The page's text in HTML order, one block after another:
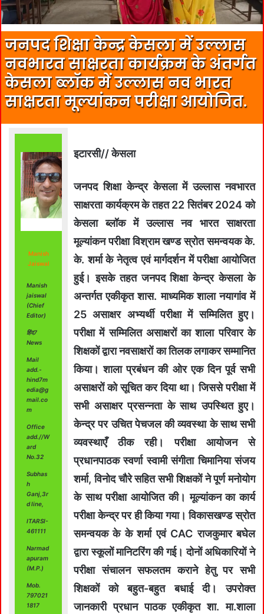
जनपद शिक्षा केन्द्र केसला में उल्लास
नवभारत साक्षरता कार्यक्रम के अंतर्गत
केसला ब्लॉक में उल्लास नव भारत
साक्षरता मूल्यांकन परीक्षा आयोजित.
Manish
Jaiswal
Manish
jaiswal
(Chief
Editor)
हिंद7
News
Mail
add.-
hind7m
edia@g
mail.co
m
Office
add.//W
ard
No.32
Subhas
h
Ganj,3r
d line,
ITARSI-
461111
Narmad
apuram
(M.P.)
Mob.
797021
1817
इटारसी// केसला
जनपद शिक्षा केन्द्र केसला में उल्लास नवभारत
साक्षरता कार्यक्रम के तहत 22 सितंबर 2024 को
केसला ब्लॉक में उल्लास नव भारत साक्षरता
मूल्यांकन परीक्षा विश्राम खण्ड स्रोत समन्वयक के.
के. शर्मा के नेतृत्व एवं मार्गदर्शन में परीक्षा आयोजित
हुई। इसके तहत जनपद शिक्षा केन्द्र केसला के
अन्तर्गत एकीकृत शास. माध्यमिक शाला नयागांव में
25 असाक्षर अभ्यर्थी परीक्षा में सम्मिलित हुए।
परीक्षा में सम्मिलित असाक्षरों का शाला परिवार के
शिक्षकों द्वारा नवसाक्षरों का तिलक लगाकर सम्मानित
किया। शाला प्रबंधन की ओर एक दिन पूर्व सभी
असाक्षरों को सूचित कर दिया था। जिससे परीक्षा में
सभी असाक्षर प्रसन्नता के साथ उपस्थित हुए।
केन्द्र पर उचित पेचजल की व्यवस्था के साथ सभी
व्यवस्थाएँ ठीक रही। परीक्षा आयोजन से
प्रधानपाठक स्वर्णा स्वामी संगीता चिमानिया संजय
शर्मा, विनोद चौरे सहित सभी शिक्षकों ने पूर्ण मनोयोग
के साथ परीक्षा आयोजित की। मूल्यांकन का कार्य
परीक्षा केन्द्र पर ही किया गया। विकासखण्ड स्रोत
समन्वयक के के शर्मा एवं CAC राजकुमार बघेल
द्वारा स्कूलों मानिटरिंग की गई। दोनों अधिकारियों ने
परीक्षा संचालन सफलतम कराने हेतु पर सभी
शिक्षकों को बहुत-बहुत बधाई दी। उपरोक्त
जानकारी प्रधान पाठक एकीकृत शा. मा.शाला